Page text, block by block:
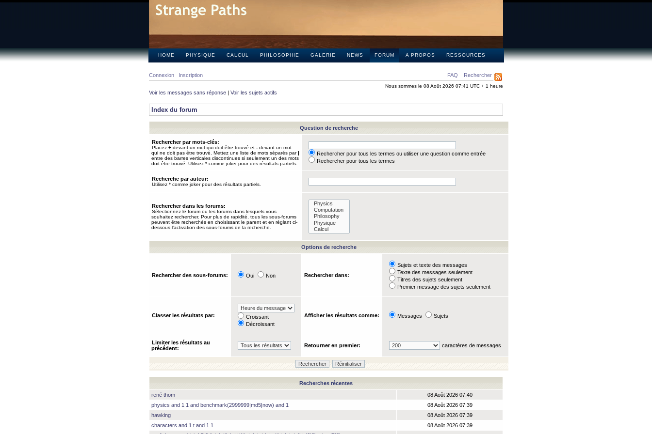
HOME PHYSIQUE CALCUL PHILOSOPHIE GALERIE NEWS FORUM A PROPOS RESSOURCES
FAQ Rechercher
Connexion Inscription
Nous sommes le 08 Août 2026 07:41 UTC + 1 heure
Voir les messages sans réponse | Voir les sujets actifs
Index du forum
Question de recherche
Rechercher par mots-clés:
Placez + devant un mot qui doit être trouvé et - devant un mot
qui ne doit pas être trouvé. Mettez une liste de mots séparés par|
entre des barres verticales discontinues si seulement un des mots
doit être trouvé. Utilisez * comme joker pour des résultats partiels.
Rechercher pour tous les termes ou utiliser une question comme entrée
Rechercher pour tous les termes
Recherche par auteur:
Utilisez * comme joker pour des résultats partiels.
Rechercher dans les forums:
Sélectionnez le forum ou les forums dans lesquels vous
souhaitez rechercher. Pour plus de rapidité, tous les sous-forums
peuvent être recherchés en choisissant le parent et en réglant ci-
dessous l’activation des sous-forums de la recherche.
Options de recherche
Rechercher des sous-forums: Oui Non Rechercher dans:
Sujets et texte des messages
Texte des messages seulement
Titres des sujets seulement
Premier message des sujets seulement
Classer les résultats par:
Croissant
Décroissant
Afficher les résultats comme: Messages Sujets
Limiter les résultats au
précédent:
Retourner en premier: caractères de messages
Recherches récentes
rené thom
08 Août 2026 07:40
physics and 1 1 and benchmark(2999999|md5|now) and 1
08 Août 2026 07:39
hawking
08 Août 2026 07:39
characters and 1 t and 1 1
08 Août 2026 07:39